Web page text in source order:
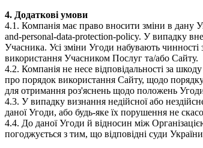
4. Додаткові умови
4.1. Компанія має право вносити зміни в дану
and-personal-data-protection-policy. У випадку
Учасника. Усі зміни Угоди набувають
використання Учасником Послуг та/або Сайту.
4.2. Компанія не несе відповідальності за
про порядок використання Сайту, щодо
для отримання роз'яснень щодо положень
4.3. У випадку визнання недійсної або
даної Угоди, або будь-яке їх порушення не
4.4. До даної Угоди й відносин між
погоджується з тим, що відповідні суди